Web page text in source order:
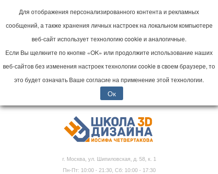
Для отображения персонализированного контента и рекламных
сообщений, а также хранения личных настроек на локальном компьютере
веб-сайт использует технологию cookie и аналогичные.
Если Вы щелкните по кнопке «OK» или продолжите использование наших
веб-сайтов без изменения настроек технологии cookie в своем браузере, то
это будет означать Ваше согласие на применение этой технологии.
Ок
г. Москва, ул. Шипиловская, д. 58, к. 1
Пн-Пт: 10:00 - 21:30, Сб: 10:00 - 17:30